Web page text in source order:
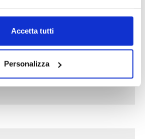
Accetta tutti
Personalizza